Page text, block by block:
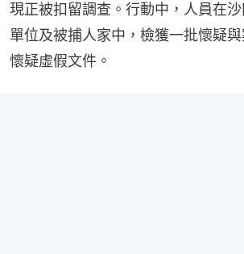
現正被扣留調查。行動中，人員在
單位及被捕人家中，檢獲一批懷疑
懷疑虛假文件。